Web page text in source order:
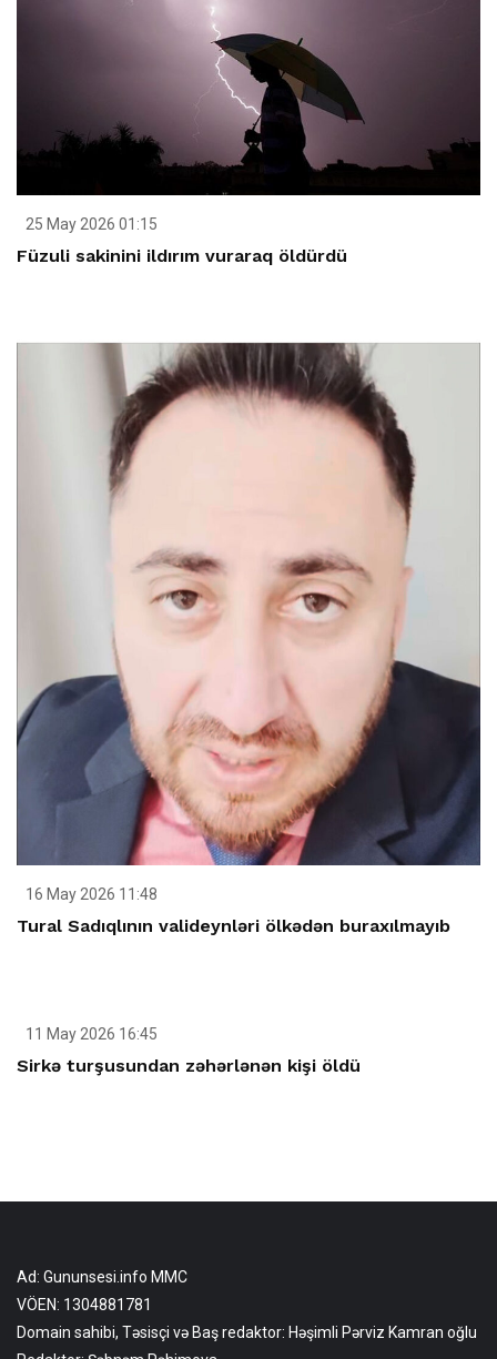
25 May 2026 01:15
Füzuli sakinini ildırım vuraraq öldürdü
16 May 2026 11:48
Tural Sadıqlının valideynləri ölkədən buraxılmayıb
11 May 2026 16:45
Sirkə turşusundan zəhərlənən kişi öldü
Ad: Gununsesi.info MMC
VÖEN: 1304881781
Domain sahibi, Təsisçi və Baş redaktor: Həşimli Pərviz Kamran oğlu